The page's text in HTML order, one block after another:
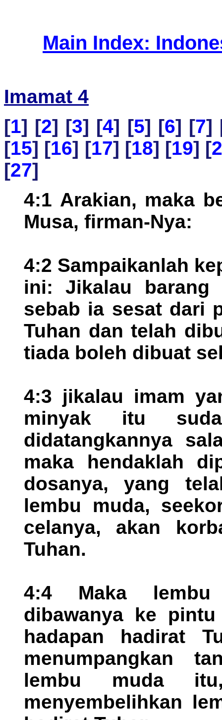
Main Index:
Imamat 4
[1] [2] [3] [4] [5] [6] [7]
[15] [16] [17] [18] [19] [
[27]
4:1 Arakian, maka
Musa, firman-Nya:
4:2 Sampaikanlah
ini: Jikalau barang
sebab ia sesat dari
Tuhan dan telah
tiada boleh dibuat
4:3 jikalau imam
minyak itu
didatangkannya
maka hendaklah
dosanya, yang
lembu muda,
celanya, akan
Tuhan.
4:4 Maka
dibawanya ke
hadapan hadirat
menumpangkan
lembu muda
menyembelihkan